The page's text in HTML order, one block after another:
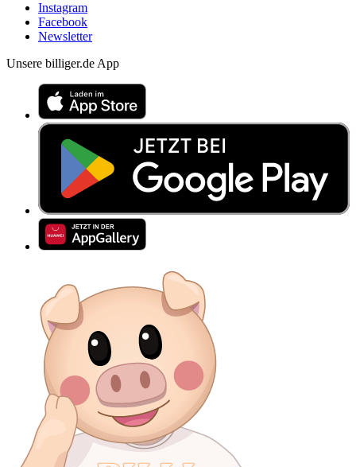
Instagram
Facebook
Newsletter
Unsere billiger.de App